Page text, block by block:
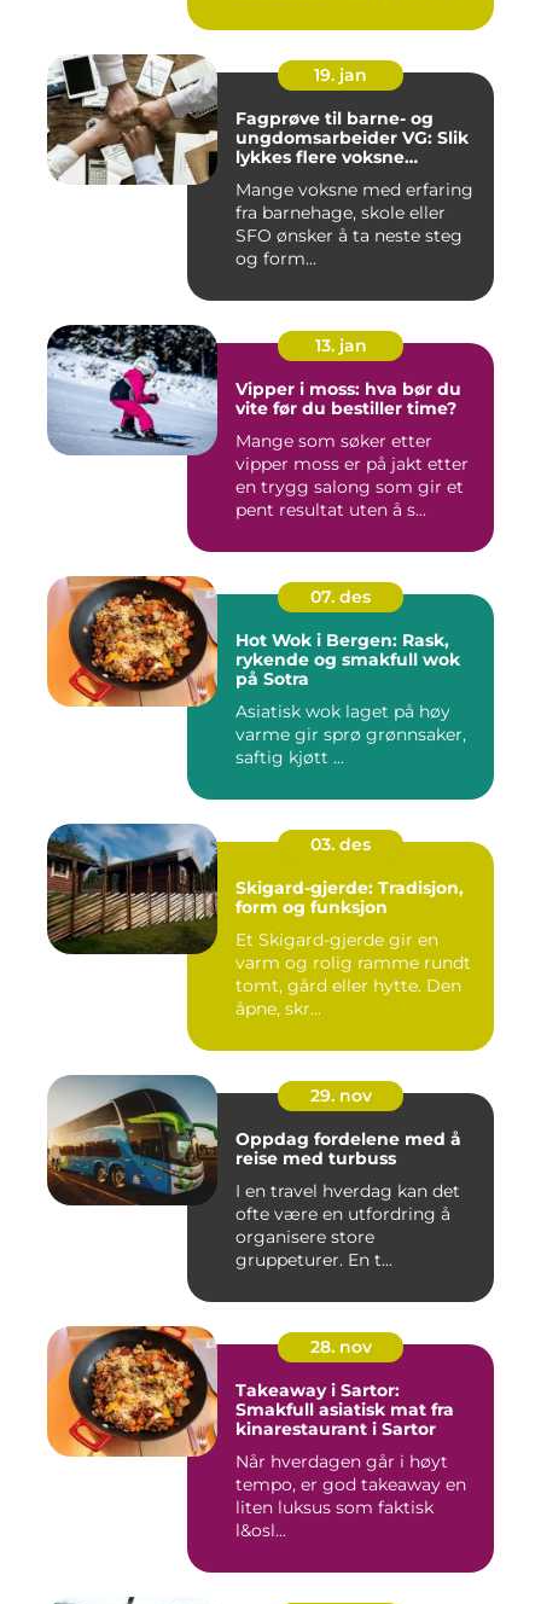
19. jan
Fagprøve til barne- og
ungdomsarbeider VG: Slik
lykkes flere voksne
Mange voksne med erfaring
fra barnehage, skole eller
SFO ønsker å ta neste steg
og form...
13. jan
Vipper i moss: hva bør du
vite før du bestiller time?
Mange som søker etter
vipper moss er på jakt etter
en trygg salong som gir et
pent resultat uten å s...
07. des
Hot Wok i Bergen: Rask,
rykende og smakfull wok
på Sotra
Asiatisk wok laget på høy
varme gir sprø grønnsaker,
saftig kjøtt ...
03. des
Skigard-gjerde: Tradisjon,
form og funksjon
Et Skigard-gjerde gir en
varm og rolig ramme rundt
tomt, gård eller hytte. Den
åpne, skr...
29. nov
Oppdag fordelene med å
reise med turbuss
I en travel hverdag kan det
ofte være en utfordring å
organisere store
gruppeturer. En t...
28. nov
Takeaway i Sartor:
Smakfull asiatisk mat fra
kinarestaurant i Sartor
Når hverdagen går i høyt
tempo, er god takeaway en
liten luksus som faktisk
l&osl...